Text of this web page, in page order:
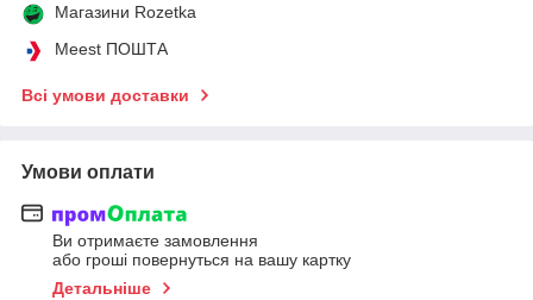
Магазини Rozetka
Meest ПОШТА
Всі умови доставки
Умови оплати
Ви отримаєте замовлення
або гроші повернуться на вашу картку
Детальніше